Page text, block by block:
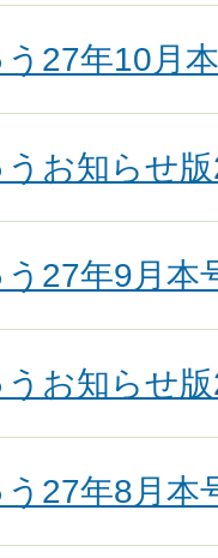
27年10月
お知らせ
27年9月本
お知らせ
27年8月本